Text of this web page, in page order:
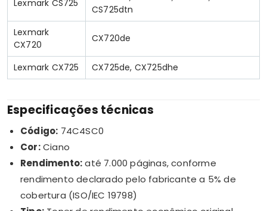
Lexmark CS725
CS725dtn
Lexmark
CX720
CX720de
Lexmark CX725 CX725de, CX725dhe
Especificações técnicas
Código: 74C4SC0
Cor:Ciano
Rendimento:até 7.000 páginas, conforme
rendimento declarado pelo fabricante a 5% de
cobertura (ISO/IEC 19798)